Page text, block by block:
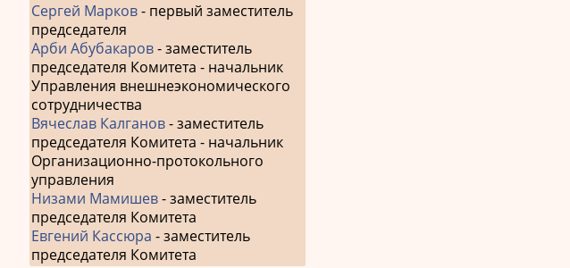
Сергей Марков- первый заместитель
председателя
Арби Абубакаров- заместитель
председателя Комитета - начальник
Управления внешнеэкономического
сотрудничества
Вячеслав Калганов- заместитель
председателя Комитета - начальник
Организационно-протокольного
управления
Низами Мамишев- заместитель
председателя Комитета
Евгений Кассюра - заместитель
председателя Комитета